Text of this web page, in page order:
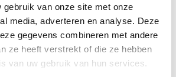
gebruik van onze site met onze
media, adverteren en analyse. Deze
gegevens combineren met andere
ze heeft verstrekt of die ze hebben
van uw gebruik van hun services.
tegels mogen niet retour! De
op de afbeelding kan altijd iets